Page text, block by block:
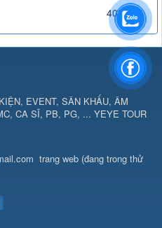
403,238
EVENT, SÂN KHẤU, ÂM
CA SĨ, PB, PG, ... YEYE TOUR
trang web (đang trong thử